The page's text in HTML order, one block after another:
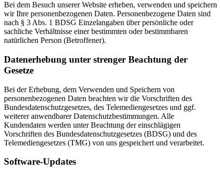
Bei dem Besuch unserer Website erheben, verwenden und speichern
wir Ihre personenbezogenen Daten. Personenbezogene Daten sind
nach § 3 Abs. 1 BDSG Einzelangaben über persönliche oder
sachliche Verhältnisse einer bestimmten oder bestimmbaren
natürlichen Person (Betroffener).
Datenerhebung unter strenger Beachtung der
Gesetze
Bei der Erhebung, dem Verwenden und Speichern von
personenbezogenen Daten beachten wir die Vorschriften des
Bundesdatenschutzgesetzes, des Telemediengesetzes und ggf.
weiterer anwendbarer Datenschutzbestimmungen. Alle
Kundendaten werden unter Beachtung der einschlägigen
Vorschriften des Bundesdatenschutzgesetzes (BDSG) und des
Telemediengesetzes (TMG) von uns gespeichert und verarbeitet.
Software-Updates